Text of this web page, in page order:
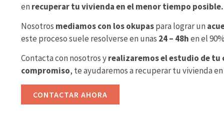
en recuperar tu vivienda en el menor tiempo posible.
Nosotros mediamos con los okupaspara lograr un
este proceso suele resolverse en unas 24 – 48hen el
Contacta con nosotros yrealizaremos el estudio de tu
compromiso, te ayudaremos a recuperar tu vivienda
CONTACTAR AHORA